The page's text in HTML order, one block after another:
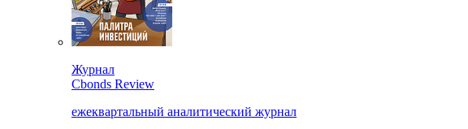
Журнал
Cbonds Review
ежеквартальный аналитический журнал